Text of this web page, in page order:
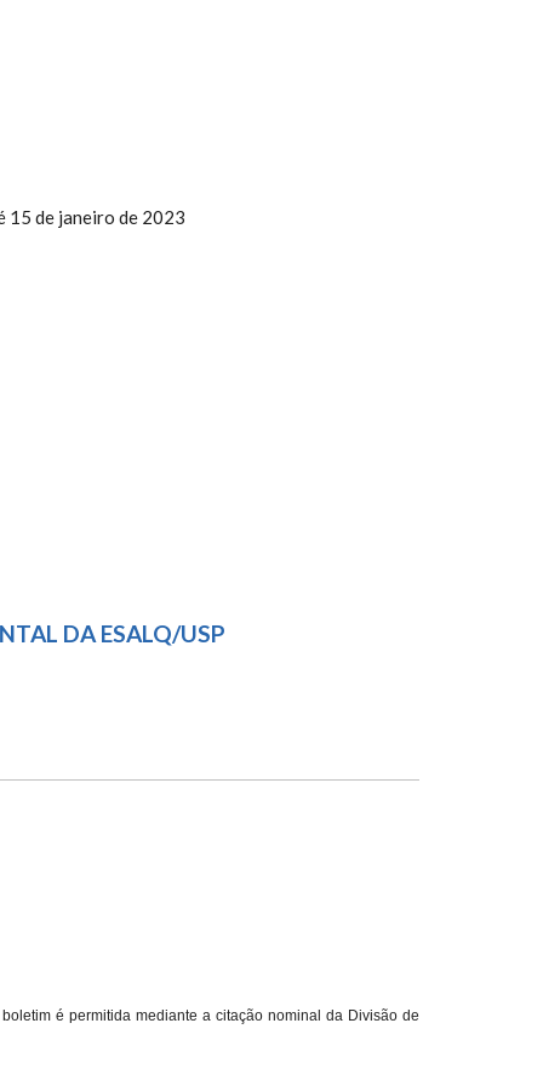
15 de janeiro de 2023
DO MILHO
DA ESALQ/USP
DE GESTÃO
é permitida mediante a citação nominal da Divisão de